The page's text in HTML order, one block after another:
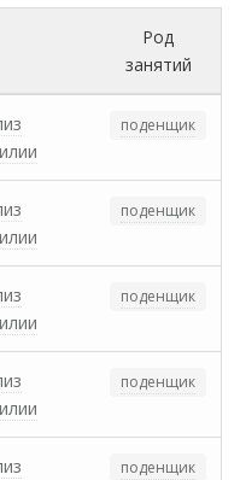
Род
занятий
поденщик
поденщик
поденщик
поденщик
поденщик